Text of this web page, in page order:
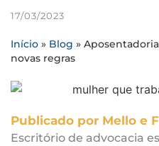
17/03/2023
Início » Blog » Aposentadoria
novas regras
Publicado por Mello e
Escritório de advocacia